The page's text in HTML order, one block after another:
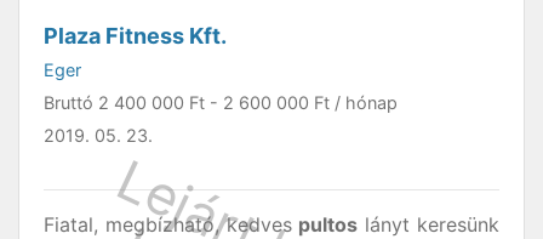
Plaza Fitness Kft.
Eger
Bruttó 2 400 000 Ft - 2 600 000 Ft / hónap
2019. 05. 23.
Fiatal, megbízható, kedves pultos lányt keresünk